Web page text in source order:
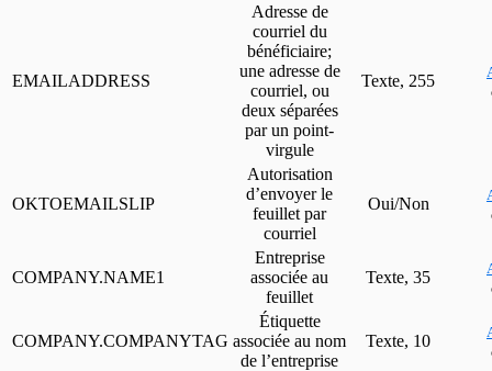
EMAILADDRESS
Adresse de
courriel du
bénéficiaire;
une adresse de
courriel, ou
deux séparées
par un point-
virgule
Texte, 255
OKTOEMAILSLIP
Autorisation
d’envoyer le
feuillet par
courriel
Oui/Non
COMPANY.NAME1
Entreprise
associée au
feuillet
Texte, 35
COMPANY.COMPANYTAG
Étiquette
associée au nom
de l’entreprise
Texte, 10